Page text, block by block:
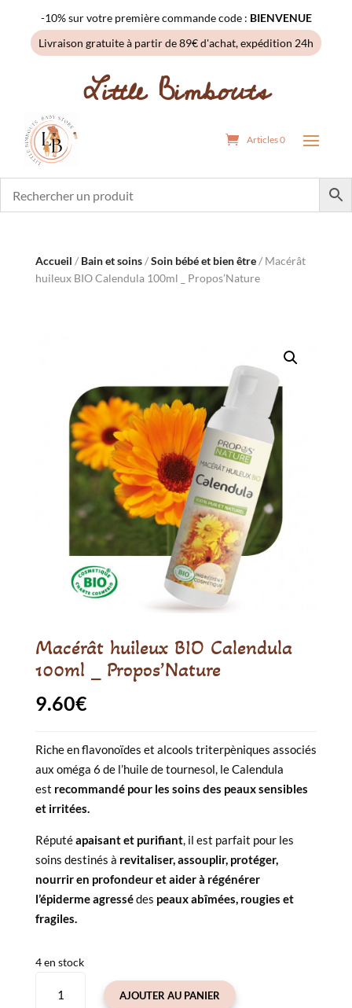
-10% sur votre première commande code : BIENVENUE
Livraison gratuite à partir de 89€ d'achat, expédition 24h
Little Bimbouts
Articles 0
Accueil / Bain et soins/Soin bébé et bien être/ Macérât
huileux BIO Calendula 100ml _ Propos’Nature
Macérât huileux BIO Calendula
100ml _ Propos’Nature
9.60€
Riche en flavonoïdes et alcools triterpèniques associés
aux oméga 6 de l’huile de tournesol, le Calendula
est recommandé pour les soins des peaux sensibles
et irritées.
Réputéapaisant et purifiant, il est parfait pour les
soins destinés à revitaliser, assouplir, protéger,
nourrir en profondeur etaider à régénérer
l’épiderme agressédes peaux abîmées, rougies et
fragiles.
4 en stock
AJOUTER AU PANIER